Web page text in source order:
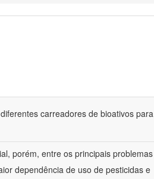
carreadores de bioativos para
porém, entre os principais problemas
dependência de uso de pesticidas e